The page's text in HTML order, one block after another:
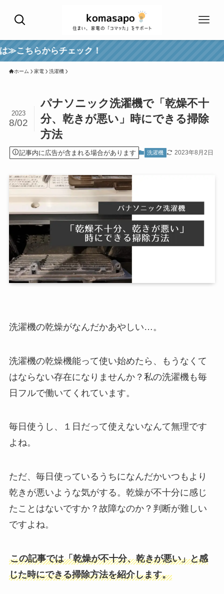
チェック！
ホーム 家電 洗濯機
パナソニック洗濯機で「乾燥不十
分、乾きが悪い」時にできる掃除
方法
2023
8/02
記事内に広告が含まれる場合があります 洗濯機 2023年8月2日
洗濯機の乾燥がなんだかあやしい…。
洗濯機の乾燥機能って使い始めたら、もうなくて
はならない存在になりませんか？私の洗濯機も毎
日フルで働いてくれています。
毎日使うし、１日だって使えないなんて無理です
よね。
ただ、毎日使っているうちになんだかいつもより
乾きが悪いような気がする。乾燥が不十分に感じ
たことはないですか？故障なのか？判断が難しい
ですよね。
この記事では「乾燥が不十分、乾きが悪い」と感
じた時にできる掃除方法を紹介します。